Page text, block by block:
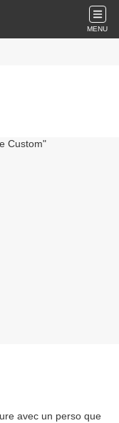
MENU
avec un perso que